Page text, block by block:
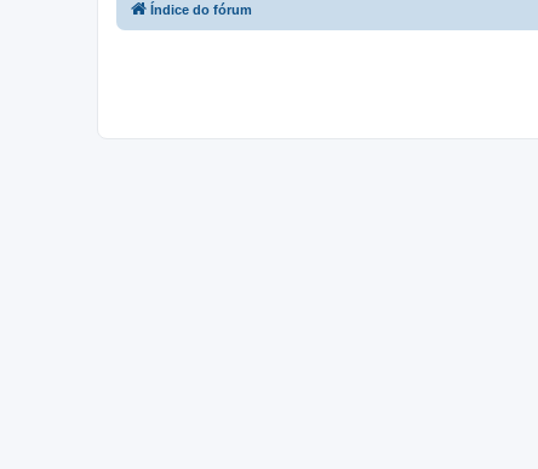
Índice do fórum